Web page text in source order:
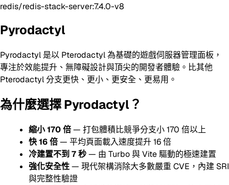
redis/redis-stack-server:7.4.0-v8
Pyrodactyl
Pyrodactyl 是以 Pterodactyl 為基礎的遊戲伺服器管理面板，
專注於效能提升、無障礙設計與頂尖的開發者體驗。比其他
Pterodactyl 分支更快、更小、更安全、更易用。
為什麼選擇 Pyrodactyl？
縮小 170 倍— 打包體積比競爭分支小 170 倍以上
快 16 倍— 平均頁面載入速度提升 16 倍
冷建置不到 7 秒— 由 Turbo 與 Vite 驅動的極速建置
強化安全性— 現代架構消除大多數嚴重 CVE，內建 SRI
與完整性驗證